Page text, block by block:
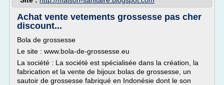
Achat vente vetements grossesse pas cher
discount...
Bola de grossesse
Le site : www.bola-de-grossesse.eu
La société : La société est spécialisée dans la création, la
fabrication et la vente de bijoux bolas de grossesse, un
sautoir de grossesse fabriqué en Indonésie dont le son